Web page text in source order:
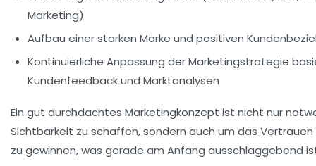
Marketing)
Aufbau einer starken Marke und positiven
Kontinuierliche Anpassung der Marketingstrategie
Kundenfeedback und Marktanalysen
Ein gut durchdachtes Marketingkonzept ist nicht nur
Sichtbarkeit zu schaffen, sondern auch um das Vertrauen
zu gewinnen, was gerade am Anfang ausschlaggebend